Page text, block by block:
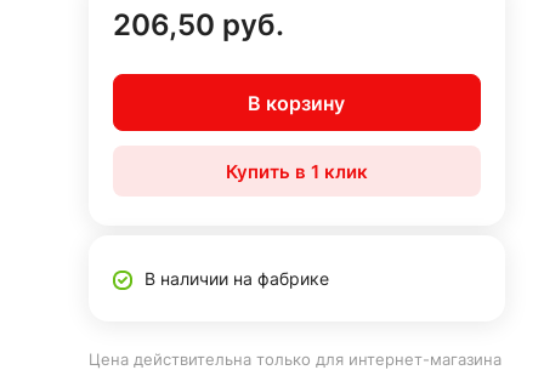
206,50 руб.
В корзину
Купить в 1 клик
В наличии на фабрике
Цена действительна только для интернет-магазина